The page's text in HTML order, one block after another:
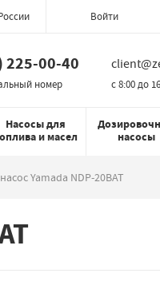
Войти
225-00-40
номер c 8:00 до
Насосы для
и масел
насосы
Yamada NDP-20BAT